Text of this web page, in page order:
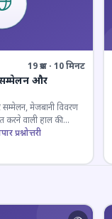
19 प्रश्न · 10 मिनट
सम्मेलन और
मेजबानी विवरण
करने वाली हाल की
करें।
प्रश्नोत्तरी